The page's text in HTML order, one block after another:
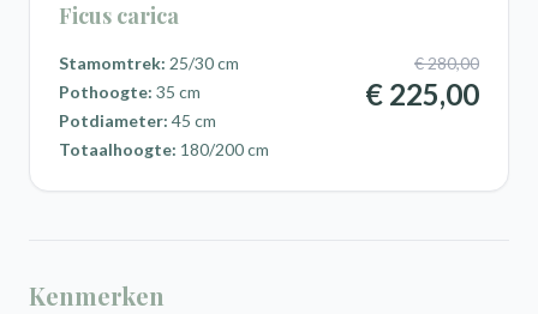
Ficus carica
Stamomtrek: 25/30 cm
Pothoogte: 35 cm
Potdiameter: 45 cm
Totaalhoogte: 180/200 cm
€ 280,00
€ 225,00
Kenmerken